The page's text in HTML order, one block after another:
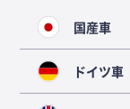
国産車
ドイツ車